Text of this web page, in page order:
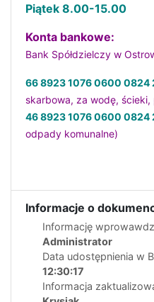
Piątek 8.00-15.00
Konta bankowe:
Bank Spółdzielczy w
66 8923 1076 0600 0824
skarbowa, za wodę, ścieki,
46 8923 1076 0600 0824
odpady komunalne)
Informacje o
Informację
Administrator
Data udostępnienia w
12:30:17
Informacja